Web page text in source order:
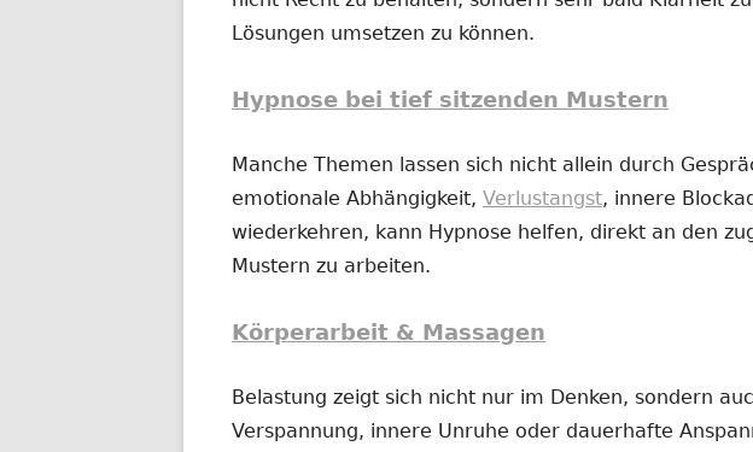
Lösungen umsetzen zu können.
Hypnose bei tief sitzenden Mustern
Manche Themen lassen sich nicht allein durch
emotionale Abhängigkeit, Verlustangst, innere
wiederkehren, kann Hypnose helfen, direkt an den
Mustern zu arbeiten.
Körperarbeit & Massagen
Belastung zeigt sich nicht nur im Denken, sondern
Verspannung, innere Unruhe oder dauerhafte